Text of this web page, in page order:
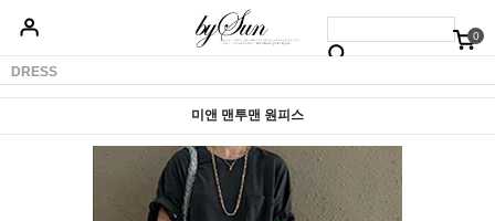
0
베스트50
DRESS
미앤 맨투맨 원피스